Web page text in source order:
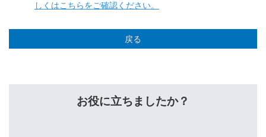
しくはこちらをご確認ください。
戻る
お役に立ちましたか？